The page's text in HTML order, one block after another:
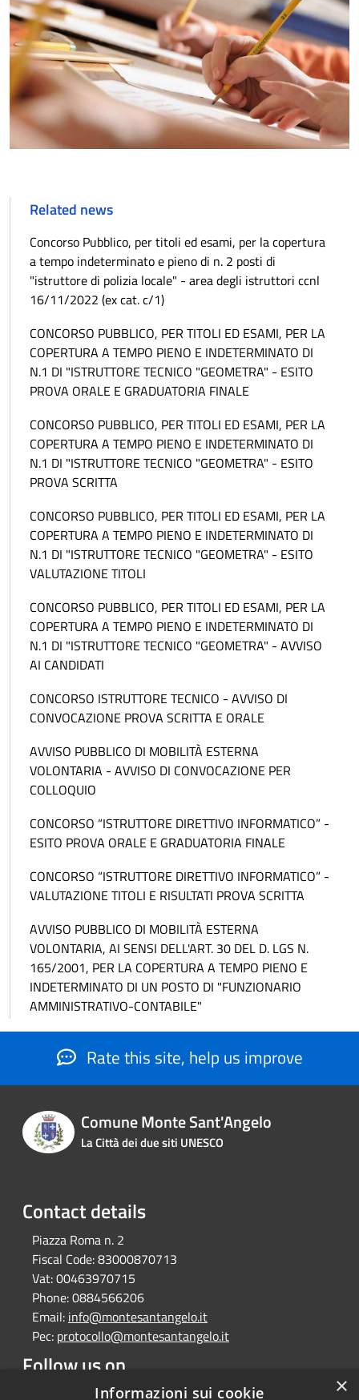
Related news
Concorso Pubblico, per titoli ed esami, per la copertura
a tempo indeterminato e pieno di n. 2 posti di
"istruttore di polizia locale" - area degli istruttori ccnl
16/11/2022 (ex cat. c/1)
CONCORSO PUBBLICO, PER TITOLI ED ESAMI, PER LA
COPERTURA A TEMPO PIENO E INDETERMINATO DI
N.1 DI "ISTRUTTORE TECNICO "GEOMETRA" - ESITO
PROVA ORALE E GRADUATORIA FINALE
CONCORSO PUBBLICO, PER TITOLI ED ESAMI, PER LA
COPERTURA A TEMPO PIENO E INDETERMINATO DI
N.1 DI "ISTRUTTORE TECNICO "GEOMETRA" - ESITO
PROVA SCRITTA
CONCORSO PUBBLICO, PER TITOLI ED ESAMI, PER LA
COPERTURA A TEMPO PIENO E INDETERMINATO DI
N.1 DI "ISTRUTTORE TECNICO "GEOMETRA" - ESITO
VALUTAZIONE TITOLI
CONCORSO PUBBLICO, PER TITOLI ED ESAMI, PER LA
COPERTURA A TEMPO PIENO E INDETERMINATO DI
N.1 DI "ISTRUTTORE TECNICO "GEOMETRA" - AVVISO
AI CANDIDATI
CONCORSO ISTRUTTORE TECNICO - AVVISO DI
CONVOCAZIONE PROVA SCRITTA E ORALE
AVVISO PUBBLICO DI MOBILITÀ ESTERNA
VOLONTARIA - AVVISO DI CONVOCAZIONE PER
COLLOQUIO
CONCORSO “ISTRUTTORE DIRETTIVO INFORMATICO” -
ESITO PROVA ORALE E GRADUATORIA FINALE
CONCORSO “ISTRUTTORE DIRETTIVO INFORMATICO” -
VALUTAZIONE TITOLI E RISULTATI PROVA SCRITTA
AVVISO PUBBLICO DI MOBILITÀ ESTERNA
VOLONTARIA, AI SENSI DELL'ART. 30 DEL D. LGS N.
165/2001, PER LA COPERTURA A TEMPO PIENO E
INDETERMINATO DI UN POSTO DI "FUNZIONARIO
AMMINISTRATIVO-CONTABILE"
Rate this site, help us improve
Comune Monte Sant'Angelo
La Città dei due siti UNESCO
Contact details
Piazza Roma n. 2
Fiscal Code:83000870713
Vat:00463970715
Phone:0884566206
Email: info@montesantangelo.it
Pec: protocollo@montesantangelo.it
Follow us on
FacebookYoutubeInstagramTelegramWhatsapp ×
Informazioni sui cookie